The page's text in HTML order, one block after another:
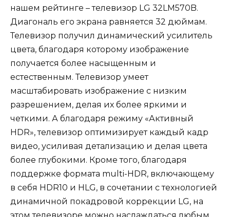
нашем рейтинге – телевизор LG 32LM570B.
Диагональ его экрана равняется 32 дюймам.
Телевизор получил динамический усилитель
цвета, благодаря которому изображение
получается более насыщенным и
естественным. Телевизор умеет
масштабировать изображение с низким
разрешением, делая их более яркими и
четкими. А благодаря режиму «Активный
HDR», телевизор оптимизирует каждый кадр
видео, усиливая детализацию и делая цвета
более глубокими. Кроме того, благодаря
поддержке формата multi-HDR, включающему
в себя HDR10 и HLG, в сочетании с технологией
динамичной покадровой коррекции LG, на